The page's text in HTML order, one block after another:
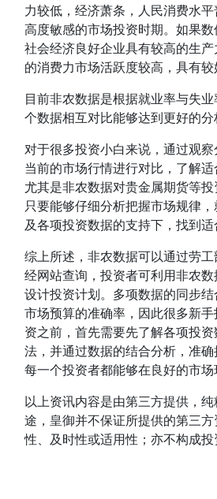
力较低，经济萧条，人民消费水
高度敏感的市场投资时期。如果
社会经济良好企业具有较高的生
的消费力市场活跃度较高，具有较
目前非农数据是根据就业率与失
个数据相互对比能够达到更好的分
对于很多投资小白来说，通过观
当前的市场行情进行对比，了解适
尤其是非农数据对贵金属期货等投
只要能够仔细分析把握市场规律
及各项投资数据的支持下，找到适
综上所述，非农数据可以通过劳
经网站查询，投资者可利用非农
设计投资计划。多项数据的同步
市场预算的准确率，因此很多新
资之前，首先需要先了解各项投
法，并通过数据的结合分析，准
每一个投资者都能够在良好的市场
以上资讯内容是由第三方提供，
途，皇御并不保证所提供的第三
性、及时性或适用性；亦不构成投